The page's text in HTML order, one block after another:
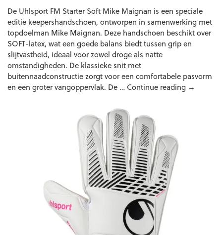
De Uhlsport FM Starter Soft Mike Maignan is een speciale
editie keepershandschoen, ontworpen in samenwerking met
topdoelman Mike Maignan. Deze handschoen beschikt over
SOFT-latex, wat een goede balans biedt tussen grip en
slijtvastheid, ideaal voor zowel droge als natte
omstandigheden. De klassieke snit met
buitennaadconstructie zorgt voor een comfortabele pasvorm
en een groter vangoppervlak. De … Continue reading Uhlsport
→